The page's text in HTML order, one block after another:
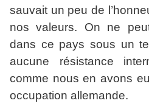
sauvait un peu de
nos valeurs. On ne
dans ce pays sous un
aucune résistance
comme nous en avons
occupation allemande.